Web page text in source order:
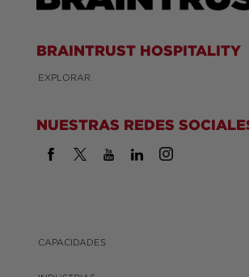
BRAINTRUST HOSPITALITY
EXPLORAR
NUESTRAS REDES
CAPACIDADES